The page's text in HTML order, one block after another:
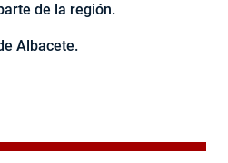
de la región.
Albacete.